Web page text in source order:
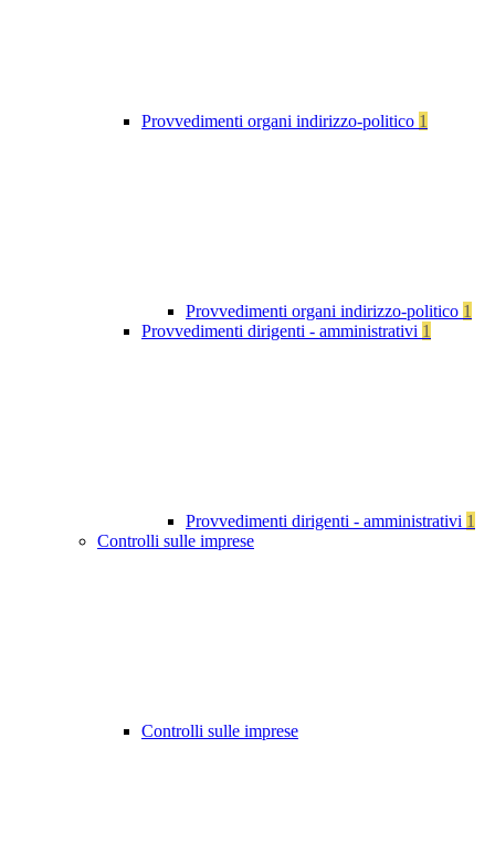
Provvedimenti organi indirizzo-politico 1
Provvedimenti organi indirizzo-politico 1
Provvedimenti dirigenti - amministrativi 1
Provvedimenti dirigenti - amministrativi 1
Controlli sulle imprese
Controlli sulle imprese